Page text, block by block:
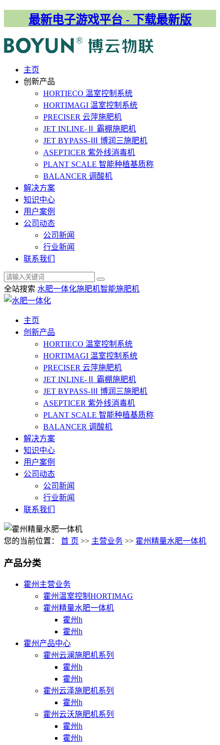
最新电子游戏平台 - 下载最新版
主⻚
创新产品
HORTIECO 温室控制系统
HORTIMAGI 温室控制系统
PRECISER 云萍施肥机
JET INLINE-Ⅱ 霸棚施肥机
JET BYPASS-Ⅲ 博润三施肥机
ASEPTICER 紫外线消毒机
PLANT SCALE 智能种植基质称
BALANCER 调酸机
解决⽅案
知识中心
用户案例
公司动态
公司新闻
行业新闻
联系我们
全站搜索 水肥一体化施肥机智能施肥机
主页
创新产品
HORTIECO 温室控制系统
HORTIMAGI 温室控制系统
PRECISER 云萍施肥机
JET INLINE-Ⅱ 霸棚施肥机
JET BYPASS-Ⅲ 博润三施肥机
ASEPTICER 紫外线消毒机
PLANT SCALE 智能种植基质称
BALANCER 调酸机
解决方案
知识中心
用户案例
公司动态
公司新闻
行业新闻
联系我们
您的当前位置： 首 页 >> 主营业务 >> 霍州精量水肥一体机
产品分类
霍州主营业务
霍州温室控制HORTIMAG
霍州精量水肥一体机
霍州h
霍州h
霍州产品中心
霍州云澜施肥机系列
霍州h
霍州h
霍州云泽施肥机系列
霍州h
霍州云沃施肥机系列
霍州h
霍州h